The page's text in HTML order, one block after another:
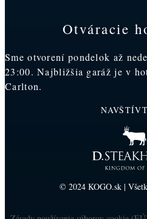
Otváracie
Sme otvorení pondelok až
23:00. Najbližšia garáž je v
Carlton.
© 2024 KOGO.sk |